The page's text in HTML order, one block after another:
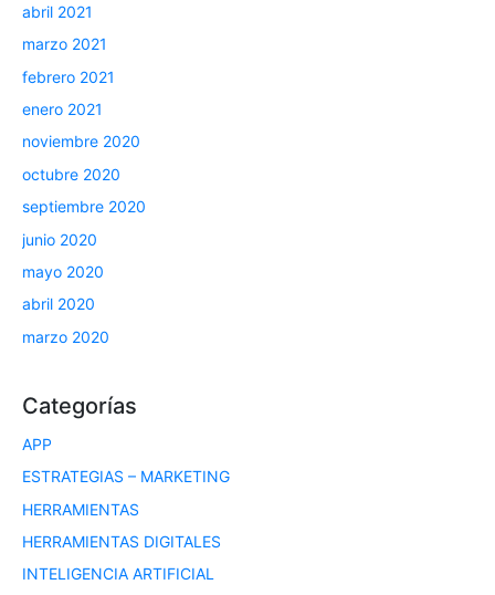
abril 2021
marzo 2021
febrero 2021
enero 2021
noviembre 2020
octubre 2020
septiembre 2020
junio 2020
mayo 2020
abril 2020
marzo 2020
Categorías
APP
ESTRATEGIAS – MARKETING
HERRAMIENTAS
HERRAMIENTAS DIGITALES
INTELIGENCIA ARTIFICIAL